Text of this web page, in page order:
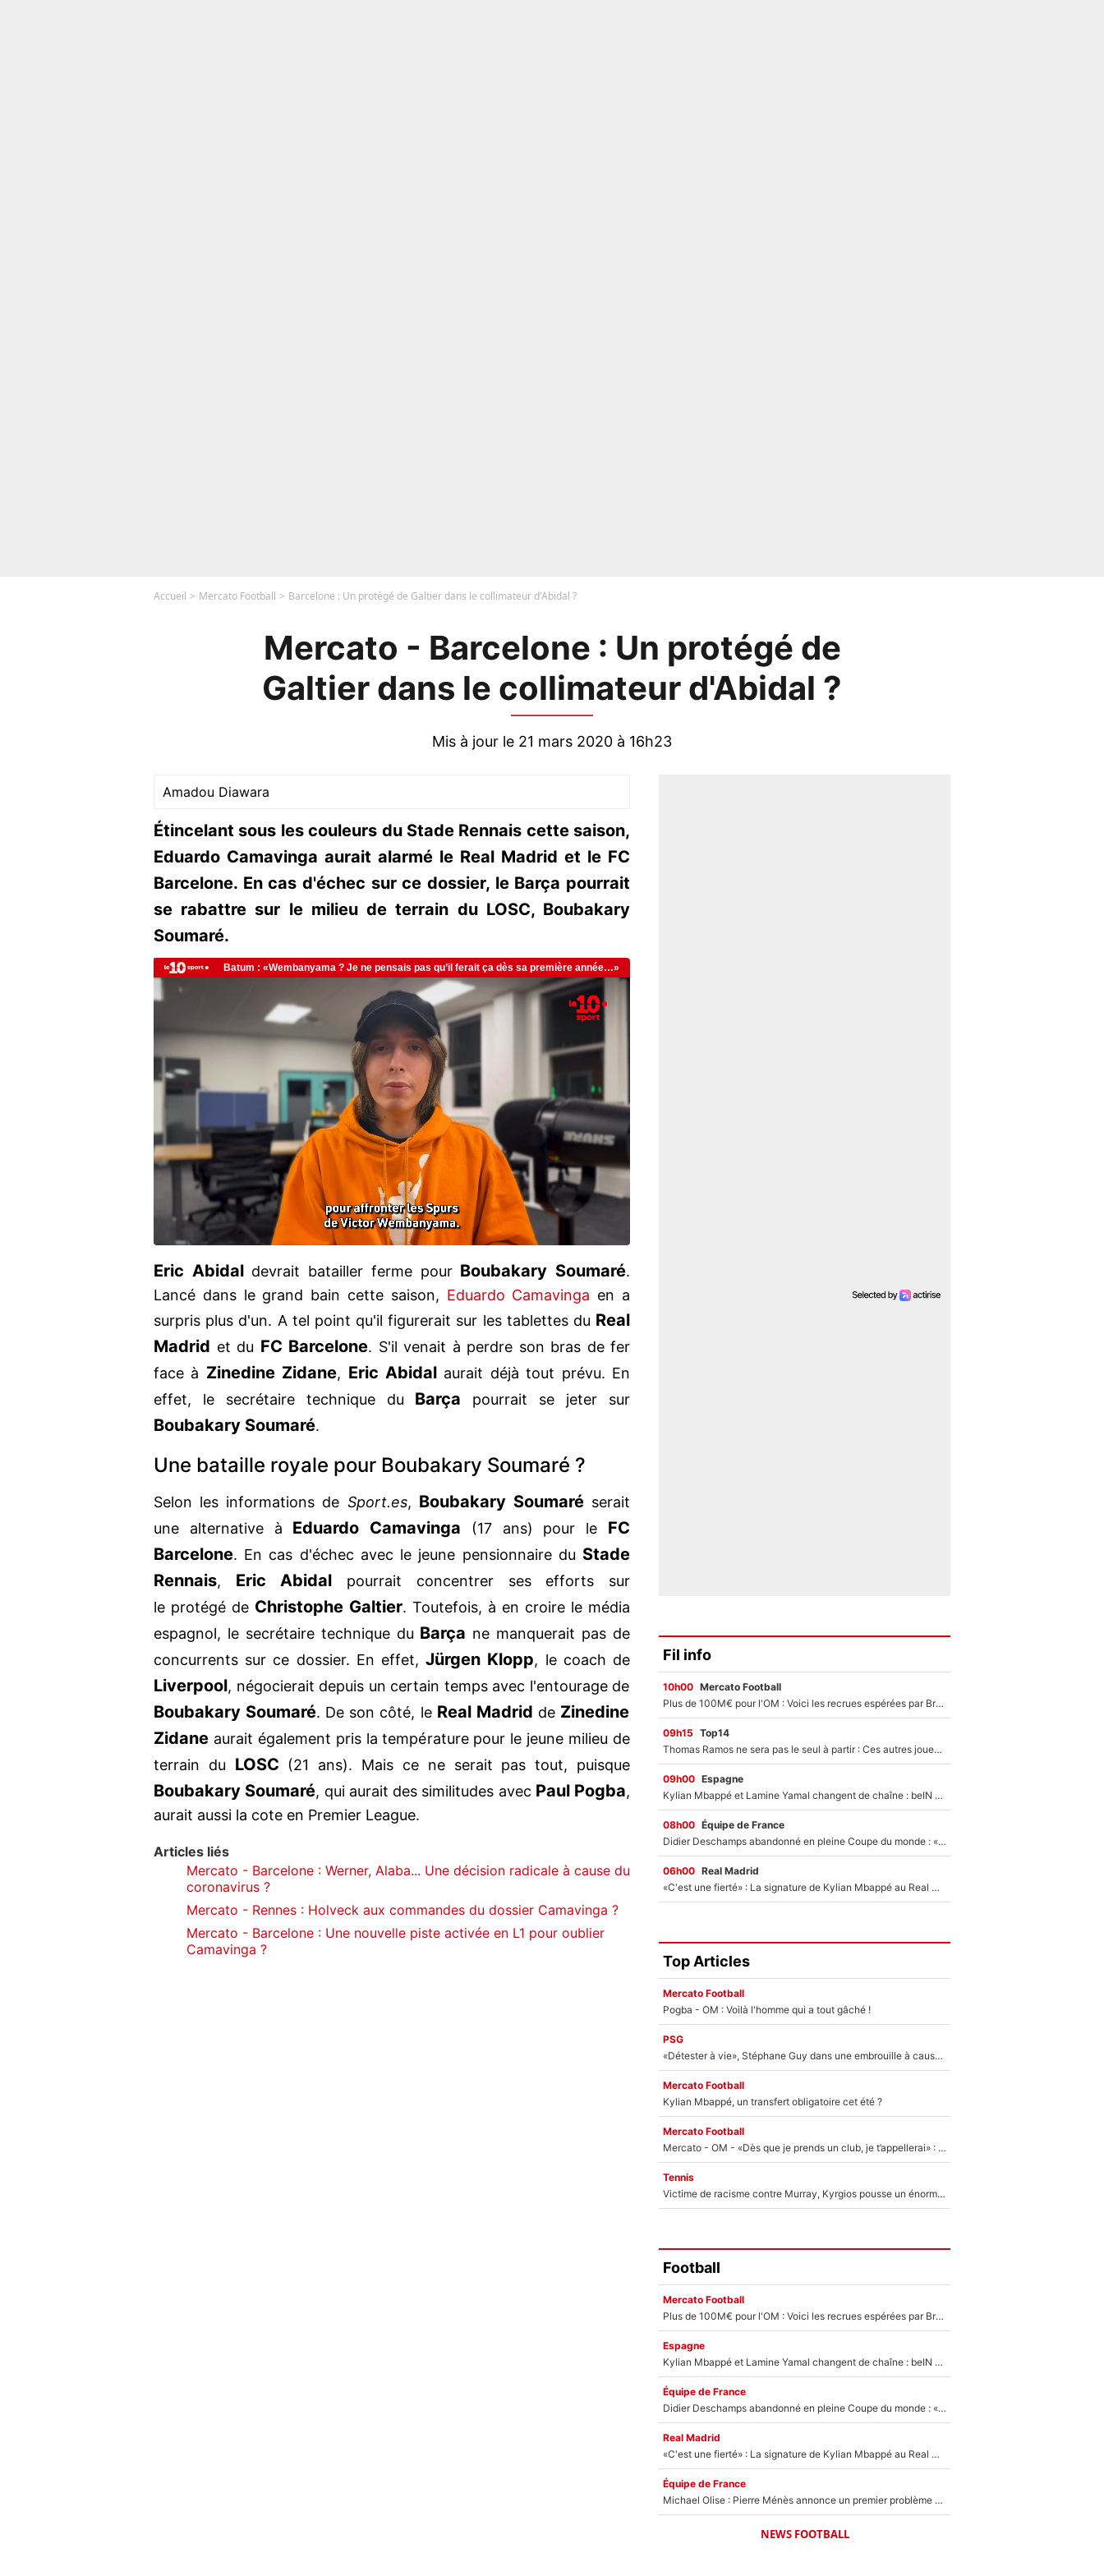
Accueil Mercato Football Barcelone : Un protégé de Galtier dans le collimateur d'Abidal ?
Mercato - Barcelone : Un protégé de
Galtier dans le collimateur d'Abidal ?
Mis à jour le 21 mars 2020 à 16h23
Amadou Diawara
Étincelant sous les couleurs du Stade Rennais cette saison,
Eduardo Camavinga aurait alarmé le Real Madrid et le FC
Barcelone. En cas d'échec sur ce dossier, le Barça pourrait
se rabattre sur le milieu de terrain du LOSC, Boubakary
Soumaré.
Eric Abidal devrait batailler ferme pour Boubakary Soumaré.
Lancé dans le grand bain cette saison, Eduardo Camavinga en a
surpris plus d'un. A tel point qu'il figurerait sur les tablettes du Real
Madrid et du FC Barcelone. S'il venait à perdre son bras de fer
face à Zinedine Zidane, Eric Abidal aurait déjà tout prévu. En
effet, le secrétaire technique du Barça pourrait se jeter sur
Boubakary Soumaré.
Une bataille royale pour Boubakary Soumaré ?
Selon les informations de Sport.es, Boubakary Soumaréserait
une alternative à Eduardo Camavinga (17 ans) pour le FC
Barcelone. En cas d'échec avec le jeune pensionnaire du Stade
Rennais, Eric Abidal pourrait concentrer ses efforts sur
le protégé de Christophe Galtier. Toutefois, à en croire le média
espagnol, le secrétaire technique du Barça ne manquerait pas de
concurrents sur ce dossier. En effet, Jürgen Klopp, le coach de
Liverpool, négocierait depuis un certain temps avec l'entourage de
Boubakary Soumaré. De son côté, le Real Madrid de Zinedine
Zidane aurait également pris la température pour le jeune milieu de
terrain du LOSC (21 ans). Mais ce ne serait pas tout, puisque
Boubakary Soumaré, qui aurait des similitudes avec Paul Pogba,
aurait aussi la cote en Premier League.
Articles liés
Mercato - Barcelone : Werner, Alaba... Une décision radicale à cause du
coronavirus ?
Mercato - Rennes : Holveck aux commandes du dossier Camavinga ?
Mercato - Barcelone : Une nouvelle piste activée en L1 pour oublier
Camavinga ?
Fil info
10h00 Mercato Football
Plus de 100M€ pour l'OM : Voici les recrues espérées par Bruno Genesio et Grégory Lorenzi après l’opération dégraissage
09h15 Top14
Thomas Ramos ne sera pas le seul à partir : Ces autres joueurs du XV de France pourraient aussi quitter le Stade Toulousain, un club de Top 14 est déjà sur les rangs
09h00 Espagne
Kylian Mbappé et Lamine Yamal changent de chaîne : beIN SPORTS ne digère pas cette décision historique et prédit un fiasco pour la Liga
08h00 Équipe de France
Didier Deschamps abandonné en pleine Coupe du monde : «La FFF était déjà passée à Zinedine Zidane»
06h00 Real Madrid
«C'est une fierté» : La signature de Kylian Mbappé au Real Madrid continue de régaler l'Espagne
Top Articles
Mercato Football
Pogba - OM : Voilà l'homme qui a tout gâché !
PSG
«Détester à vie», Stéphane Guy dans une embrouille à cause du PSG !
Mercato Football
Kylian Mbappé, un transfert obligatoire cet été ?
Mercato Football
Mercato - OM - «Dès que je prends un club, je t’appellerai» : La promesse de Marcelino au moment de claquer la porte
Tennis
Victime de racisme contre Murray, Kyrgios pousse un énorme coup de gueule !
Football
Mercato Football
Plus de 100M€ pour l'OM : Voici les recrues espérées par Bruno Genesio et Grégory Lorenzi après l’opération dégraissage
Espagne
Kylian Mbappé et Lamine Yamal changent de chaîne : beIN SPORTS ne digère pas cette décision historique et prédit un fiasco pour la Liga
Équipe de France
Didier Deschamps abandonné en pleine Coupe du monde : «La FFF était déjà passée à Zinedine Zidane»
Real Madrid
«C'est une fierté» : La signature de Kylian Mbappé au Real Madrid continue de régaler l'Espagne
Équipe de France
Michael Olise : Pierre Ménès annonce un premier problème pour Zinedine Zidane en équipe de France
NEWS FOOTBALL